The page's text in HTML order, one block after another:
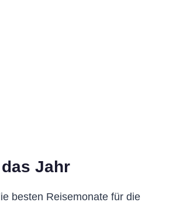
Jahr
besten Reisemonate für die